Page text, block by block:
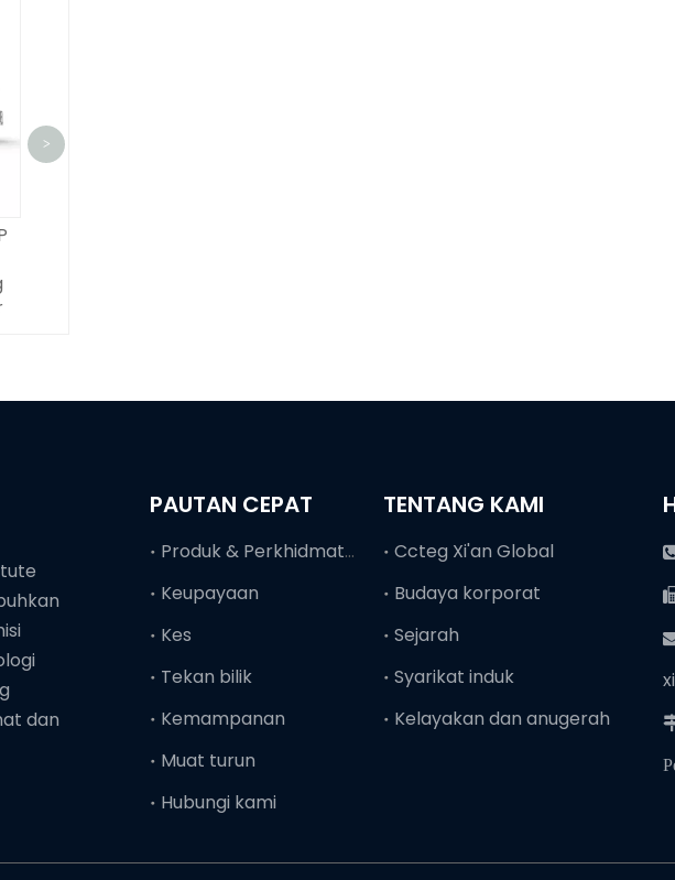
>
dan
PAUTAN CEPAT
Produk & Perkhidmatan
Keupayaan
Kes
Tekan bilik
Kemampanan
Muat turun
Hubungi kami
TENTANG KAMI
Ccteg Xi'an Global
Budaya korporat
Sejarah
Syarikat induk
Kelayakan dan anugerah
